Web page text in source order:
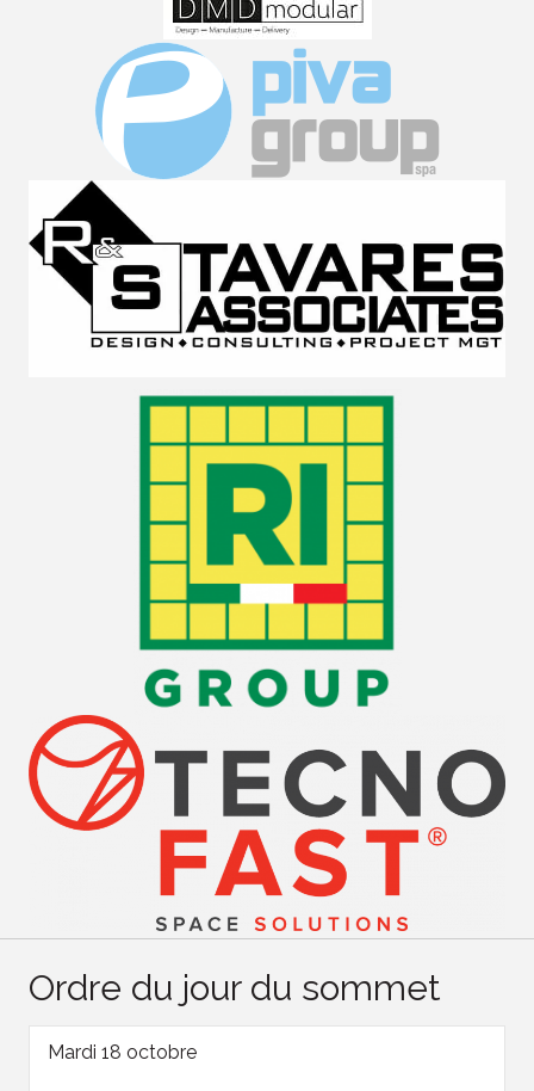
Ordre du jour du sommet
Mardi 18 octobre